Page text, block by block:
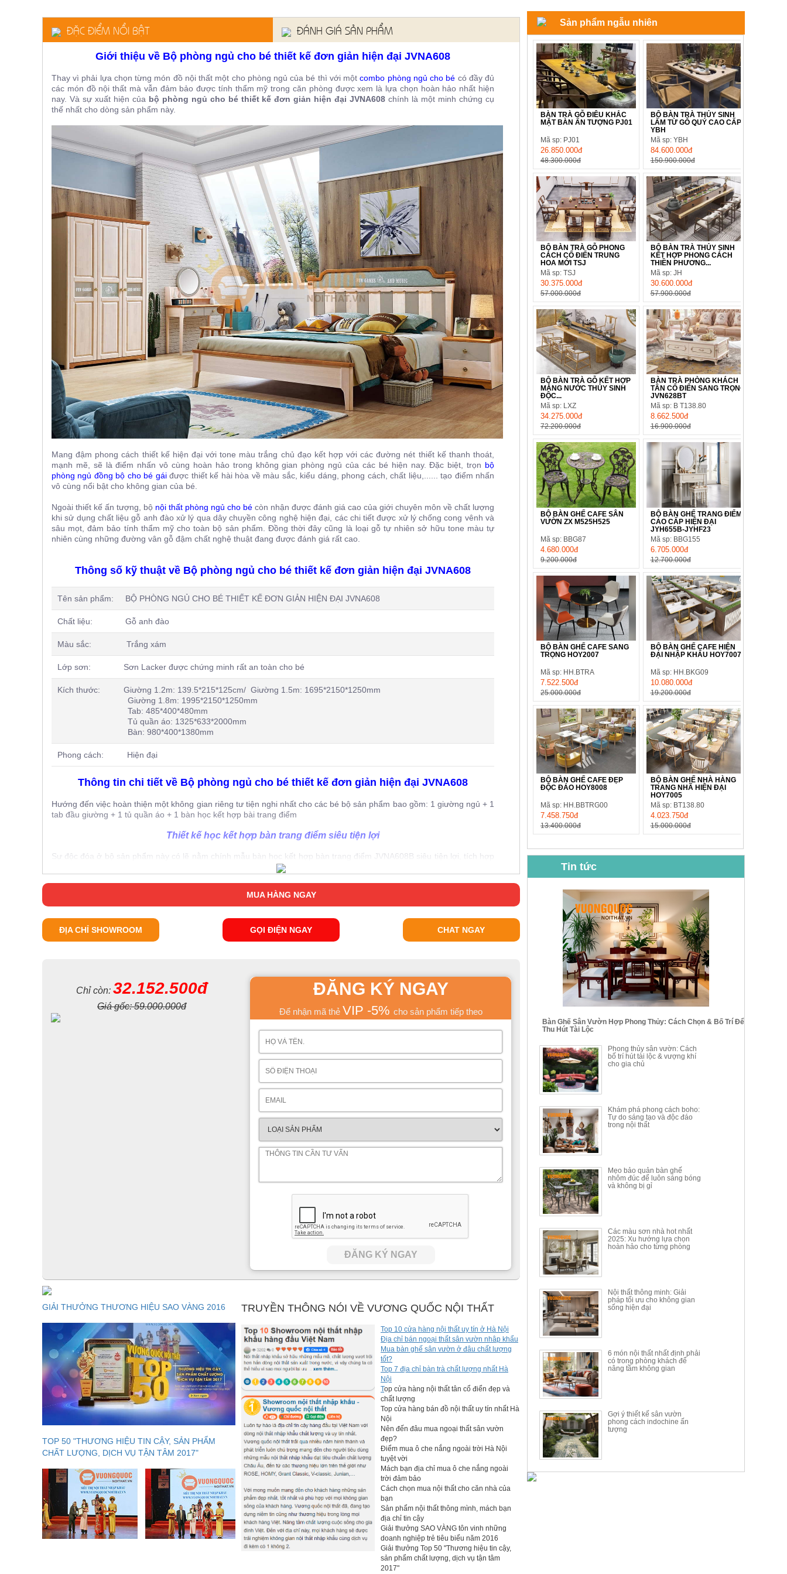
ĐẶC ĐIỂM NỔI BẬT ĐÁNH GIÁ SẢN PHẨM
Giới thiệu về Bộ phòng ngủ cho bé thiết kế đơn giản hiện đại JVNA608
Thay vì phải lựa chọn từng món đồ nội thất một cho phòng ngủ của bé thì với mộtcombo phòng ngủ cho bé có đầy đủ
các món đồ nội thất mà vẫn đảm bảo được tính thẩm mỹ trong căn phòng được xem là lựa chọn hoàn hảo nhất hiện
nay. Và sự xuất hiện của bộ phòng ngủ cho bé thiết kế đơn giản hiện đại JVNA608chính là một minh chứng cụ
thế nhất cho dòng sản phẩm này.
Mang đậm phong cách thiết kế hiện đại với tone màu trắng chủ đạo kết hợp với các đường nét thiết kế thanh thoát,
mạnh mẽ, sẽ là điểm nhấn vô cùng hoàn hảo trong không gian phòng ngủ của các bé hiện nay. Đặc biệt, trọn bộ
phòng ngủ đồng bộ cho bé gáiđược thiết kế hài hòa về màu sắc, kiểu dáng, phong cách, chất liệu,...... tạo điểm nhấn
vô cùng nổi bật cho không gian của bé.
Ngoài thiết kế ấn tượng, bộ nội thất phòng ngủ cho bé còn nhận được đánh giá cao của giới chuyên môn về chất lượng
khi sử dụng chất liệu gỗ anh đào xử lý qua dây chuyền công nghệ hiện đại, các chi tiết được xử lý chống cong vênh và
sâu mọt, đảm bảo tính thẩm mỹ cho toàn bộ sản phẩm. Đồng thời đây cũng là loại gỗ tự nhiên sở hữu tone màu tự
nhiên cùng những đường vân gỗ đậm chất nghệ thuật đang được đánh giá rất cao.
Thông số kỹ thuật về Bộ phòng ngủ cho bé thiết kế đơn giản hiện đại JVNA608
Tên sản phẩm: BỘ PHÒNG NGỦ CHO BÉ THIẾT KẾ ĐƠN GIẢN HIỆN ĐẠI JVNA608
Chất liệu: Gỗ anh đào
Màu sắc: Trắng xám
Lớp sơn: Sơn Lacker được chứng minh rất an toàn cho bé
Kích thước: Giường 1.2m: 139.5*215*125cm/ Giường 1.5m: 1695*2150*1250mm
Giường 1.8m: 1995*2150*1250mm
Tab: 485*400*480mm
Tủ quần áo: 1325*633*2000mm
Bàn: 980*400*1380mm
Phong cách: Hiện đại
Thông tin chi tiết về Bộ phòng ngủ cho bé thiết kế đơn giản hiện đại JVNA608
Hướng đến việc hoàn thiện một không gian riêng tư tiện nghi nhất cho các bé bộ sản phẩm bao gồm: 1 giường ngủ + 1
tab đầu giường + 1 tủ quần áo + 1 bàn học kết hợp bài trang điểm
Thiết kế học kết hợp bàn trang điểm siêu tiện lợi
Sự độc đóa ở bộ sản phẩm này có lẽ nằm chính mẫu bàn học kết hợp bàn trang điểm JVNA608B siêu tiện lợi, tích hợp
cùng lúc hai công năng sử dụng trong một rất phù hợp cho phòng ngủ của các bé gái lớn. Bởi việc làm đẹp hay đơn
giản là soi gương buộc tóc gọn gàng cũng rất cần thiết trước khi mỗi lúc bé cần ra ngoài.
Thiết kế giường ngủ phối màu sắc mới lạ, cuốn hút
Không chỉ dử dụng duy nhất một tone màu, giường ngủ JVNA608G này được phối đến 3 gam màu khác nhau đầy mới
lạ và cuốn hút. Thêm phần đầu giường được cách điệu với họa tiết xe đạp và cụm từ tiếng anh "Fun Games and
Music" mang đến một điểm nhấn đầy mới lạ.
MUA HÀNG NGAY
ĐỊA CHỈ SHOWROOM GỌI ĐIỆN NGAY CHAT NGAY
Chỉ còn: 32.152.500đ
Giá gốc:59.000.000đ
ĐĂNG KÝ NGAY
Để nhận mã thẻ VIP -5% cho sản phẩm tiếp theo
ĐĂNG KÝ NGAY
GIẢI THƯỞNG THƯƠNG HIỆU SAO VÀNG 2016
TOP 50 "THƯƠNG HIỆU TIN CẬY, SẢN PHẨM
CHẤT LƯỢNG, DỊCH VỤ TẬN TÂM 2017"
TRUYỀN THÔNG NÓI VỀ VƯƠNG QUỐC NỘI THẤT
Top 10 cửa hàng nội thất uy tín ở Hà Nội
Địa chỉ bán ngoại thất sân vườn nhâp khẩu
Mua bàn ghế sân vườn ở đâu chất lượng
tốt?
Top 7 địa chỉ bàn trà chất lượng nhất Hà
Nội
Top cửa hàng nội thất tân cổ điển đẹp và
chất lượng
Top cửa hàng bán đồ nội thất uy tín nhất Hà
Nội
Nên đến đâu mua ngoại thất sân vườn
đẹp?
Điểm mua ô che nắng ngoài trời Hà Nội
tuyệt vời
Mách bạn địa chỉ mua ô che nắng ngoài
trời đảm bảo
Cách chọn mua nội thất cho căn nhà của
bạn
Sản phẩm nội thất thông mình, mách bạn
địa chỉ tin cậy
Giải thưởng SAO VÀNG tôn vinh những
doanh nghiệp trẻ tiêu biểu năm 2016
Giải thưởng Top 50 "Thương hiệu tin cậy,
sản phẩm chất lượng, dịch vụ tận tâm
2017"
Sản phẩm ngẫu nhiên
BÀN TRÀ GỖ ĐIÊU KHẮC
MẶT BÀN ẤN TƯỢNG PJ01
Mã sp: PJ01
26.850.000đ
48.300.000đ
BỘ BÀN TRÀ THỦY SINH
LÀM TỪ GỖ QUÝ CAO CẤP
YBH
Mã sp: YBH
84.600.000đ
150.900.000đ
BỘ BÀN TRÀ GỖ PHONG
CÁCH CỔ ĐIỂN TRUNG
HOA MỚI TSJ
Mã sp: TSJ
30.375.000đ
57.000.000đ
BỘ BÀN TRÀ THỦY SINH
KẾT HỢP PHONG CÁCH
THIỀN PHƯƠNG...
Mã sp: JH
30.600.000đ
57.900.000đ
BỘ BÀN TRÀ GỖ KẾT HỢP
MÁNG NƯỚC THỦY SINH
ĐỘC...
Mã sp: LXZ
34.275.000đ
72.200.000đ
BÀN TRÀ PHÒNG KHÁCH
TÂN CỔ ĐIỂN SANG TRỌNG
JVN628BT
Mã sp: B T138.80
8.662.500đ
16.900.000đ
BỘ BÀN GHẾ CAFE SÂN
VƯỜN ZX M525H525
Mã sp: BBG87
4.680.000đ
9.200.000đ
BỘ BÀN GHẾ TRANG ĐIỂM
CAO CẤP HIỆN ĐẠI
JYH655B-JYHF23
Mã sp: BBG155
6.705.000đ
12.700.000đ
BỘ BÀN GHẾ CAFE SANG
TRỌNG HOY2007
Mã sp: HH.BTRA
7.522.500đ
25.000.000đ
BỘ BÀN GHẾ CAFE HIỆN
ĐẠI NHẬP KHẨU HOY7007
Mã sp: HH.BKG09
10.080.000đ
19.200.000đ
BỘ BÀN GHẾ CAFE ĐẸP
ĐỘC ĐÁO HOY8008
Mã sp: HH.BBTRG00
7.458.750đ
13.400.000đ
BỘ BÀN GHẾ NHÀ HÀNG
TRANG NHÃ HIỆN ĐẠI
HOY7005
Mã sp: BT138.80
4.023.750đ
15.000.000đ
BỘ BÀN GHẾ CAFE NHẬP
KHẨU CAO CẤP HOY7006
Mã sp: BT135
14.178.750đ
24.700.000đ
BỘ BÀN TRÀ GỖ TỰ NHIÊN
PHONG CÁCH TRUNG HOA
KIỂU MỚI...
Mã sp: BT138.80
20.250.000đ
39.150.000đ
BỘ BÀN TRÀ GỖ PHONG
CÁCH MỚI KẾT HỢP KHAY
NHÚNG TRÀ YDX
Mã sp: BT150.46
17.617.500đ
34.100.000đ
BỘ BÀN GHẾ CAFE KIỂU
DÁNG ĐƠN GIẢN HIỆN ĐẠI
HOY8010
BÀN GHẾ TRANG ĐIỂM
THÔNG MINH HIỆN ĐẠI
TÍCH HỢP SẠC...
Mã sp: HH.BTD08
6.510.000đ
BỘ BÀN ĂN ĐẢO MẶT ĐÁ
PHIẾN AK3699
Tin tức
Bàn Ghế Sân Vườn Hợp Phong Thủy: Cách Chọn & Bố Trí Để
Thu Hút Tài Lộc
Phong thủy sân vườn: Cách
bố trí hút tài lộc & vượng khí
cho gia chủ
Khám phá phong cách boho:
Tự do sáng tạo và độc đáo
trong nội thất
Mẹo bảo quản bàn ghế
nhôm đúc để luôn sáng bóng
và không bị gỉ
Các màu sơn nhà hot nhất
2025: Xu hướng lựa chọn
hoàn hảo cho từng phòng
Nội thất thông minh: Giải
pháp tối ưu cho không gian
sống hiện đại
6 món nội thất nhất định phải
có trong phòng khách để
nâng tầm không gian
Gợi ý thiết kế sân vườn
phong cách indochine ấn
tượng